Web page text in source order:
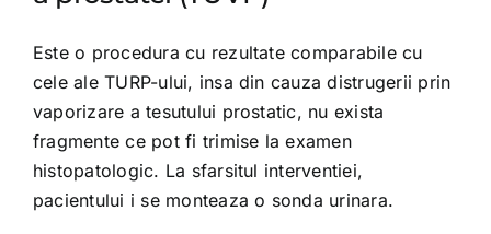
Este o procedura cu rezultate comparabile cu
cele ale TURP-ului, insa din cauza distrugerii prin
vaporizare a tesutului prostatic, nu exista
fragmente ce pot fi trimise la examen
histopatologic. La sfarsitul interventiei,
pacientului i se monteaza o sonda urinara.